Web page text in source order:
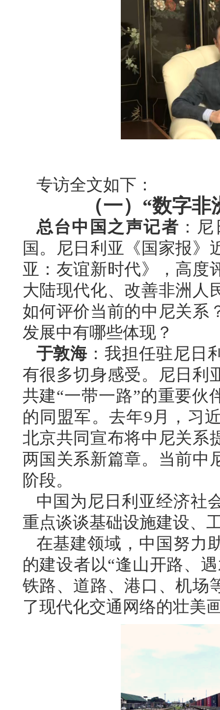
专访全文如下：
（一）“数字
总台中国之声记者 ：
国。尼日利亚《国家报》
亚：友谊新时代》，高度
大陆现代化、改善非洲人
如何评价当前的中尼关系
发展中有哪些体现？
于敦海 ：我担任驻尼日
有很多切身感受。尼日利
共建“一带一路”的重要伙
的同盟军。去年9月，习
北京共同宣布将中尼关系
两国关系新篇章。当前中
阶段。
中国为尼日利亚经济社
重点谈谈基础设施建设、
在基建领域，中国努力
的建设者以“逢山开路、
铁路、道路、港口、机场
了现代化交通网络的壮美